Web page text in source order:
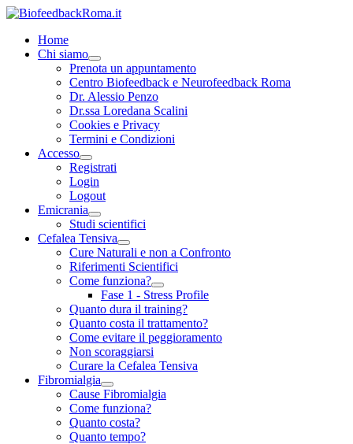
Home
Chi siamo
Prenota un appuntamento
Centro Biofeedback e Neurofeedback Roma
Dr. Alessio Penzo
Dr.ssa Loredana Scalini
Cookies e Privacy
Termini e Condizioni
Accesso
Registrati
Login
Logout
Emicrania
Studi scientifici
Cefalea Tensiva
Cure Naturali e non a Confronto
Riferimenti Scientifici
Come funziona?
Fase 1 - Stress Profile
Quanto dura il training?
Quanto costa il trattamento?
Come evitare il peggioramento
Non scoraggiarsi
Curare la Cefalea Tensiva
Fibromialgia
Cause Fibromialgia
Come funziona?
Quanto costa?
Quanto tempo?